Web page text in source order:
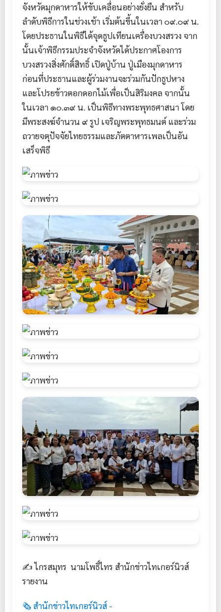
จังหวัดมุกดาหารให้ขับเคลื่อนอย่างยั่งยืน สำหรับ
ลำดับพิธีการในช่วงเช้า เริ่มต้นขึ้นในเวลา ๐๙.๐๙ น.
โดยประธานในพิธีได้จุดธูปเทียนเครื่องบวงสรวง จาก
นั้นเจ้าพิธีกรรมประจำจังหวัดได้ประกาศโองการ
บวงสรวงสิ่งศักดิ์สิทธิ์ เปิดปู่บ้าน ปู่เมืองมุกดาหาร
ก่อนที่ประธานและผู้ร่วมงานจะร่วมกันปักธูปหาง
และโปรยข้าวตอกดอกไม้เพื่อเป็นสิริมงคล จากนั้น
ในเวลา ๑๐.๓๙ น. เป็นพิธีทางพระพุทธศาสนา โดย
มีพระสงฆ์จำนวน ๙ รูป เจริญพระพุทธมนต์ และร่วม
ถวายจตุปัจจัยไทยธรรมและภัตตาหารเพลเป็นอัน
เสร็จพิธี
✍️ ไกรสมุทร นามโพธิ์ไทร สำนักข่าวไทเกอร์นิวส์
รายงาน
🗞️ สำนักข่าวไทเกอร์นิวส์ -